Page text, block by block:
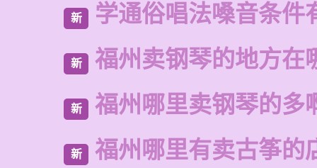
新 学通俗唱法嗓音条件
新 福州卖钢琴的地方在
新 福州哪里卖钢琴的多
新 福州哪里有卖古筝的